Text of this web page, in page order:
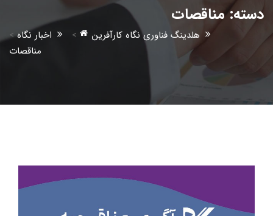
دسته:مناقصات
هلدینگ فناوری نگاه کارآفرین > اخبار نگاه>
مناقصات